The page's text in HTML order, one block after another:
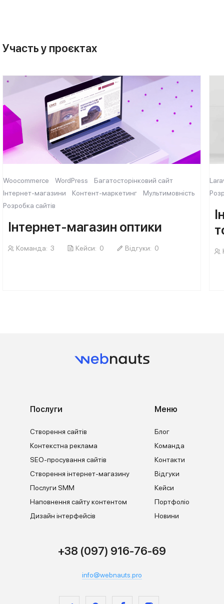
Участь у проєктах
Woocommerce WordPress
Багатосторінковий сайт
Інтернет-магазини
Контент-маркетинг
Мультимовність
Розробка сайтів
Інтернет-магазин оптики
Команда: 3 Кейси: 0 Відгуки: 0
Послуги
Створення сайтів
Контекстна реклама
SEO-просування сайтів
Створення інтернет-магазину
Послуги SMM
Наповнення сайту контентом
Дизайн інтерфейсів
Меню
Блог
Команда
Контакти
Відгуки
Кейси
Портфоліо
Новини
+38 (097) 916-76-69
info@webnauts.pro